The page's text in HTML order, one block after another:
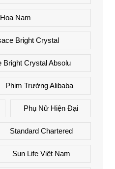
Nam
Bright Crystal
Crystal Absolu
Phim Trường Alibaba
Phụ Nữ Hiện Đại
Standard Chartered
Sun Life Việt Nam